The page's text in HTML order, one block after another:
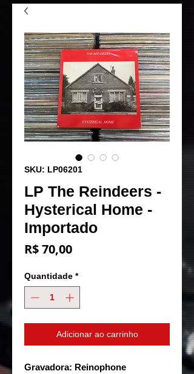
SKU: LP06201
LP The Reindeers -
Hysterical Home -
Importado
R$ 70,00Preço
Quantidade *
Adicionar ao carrinho
Gravadora: Reinophone